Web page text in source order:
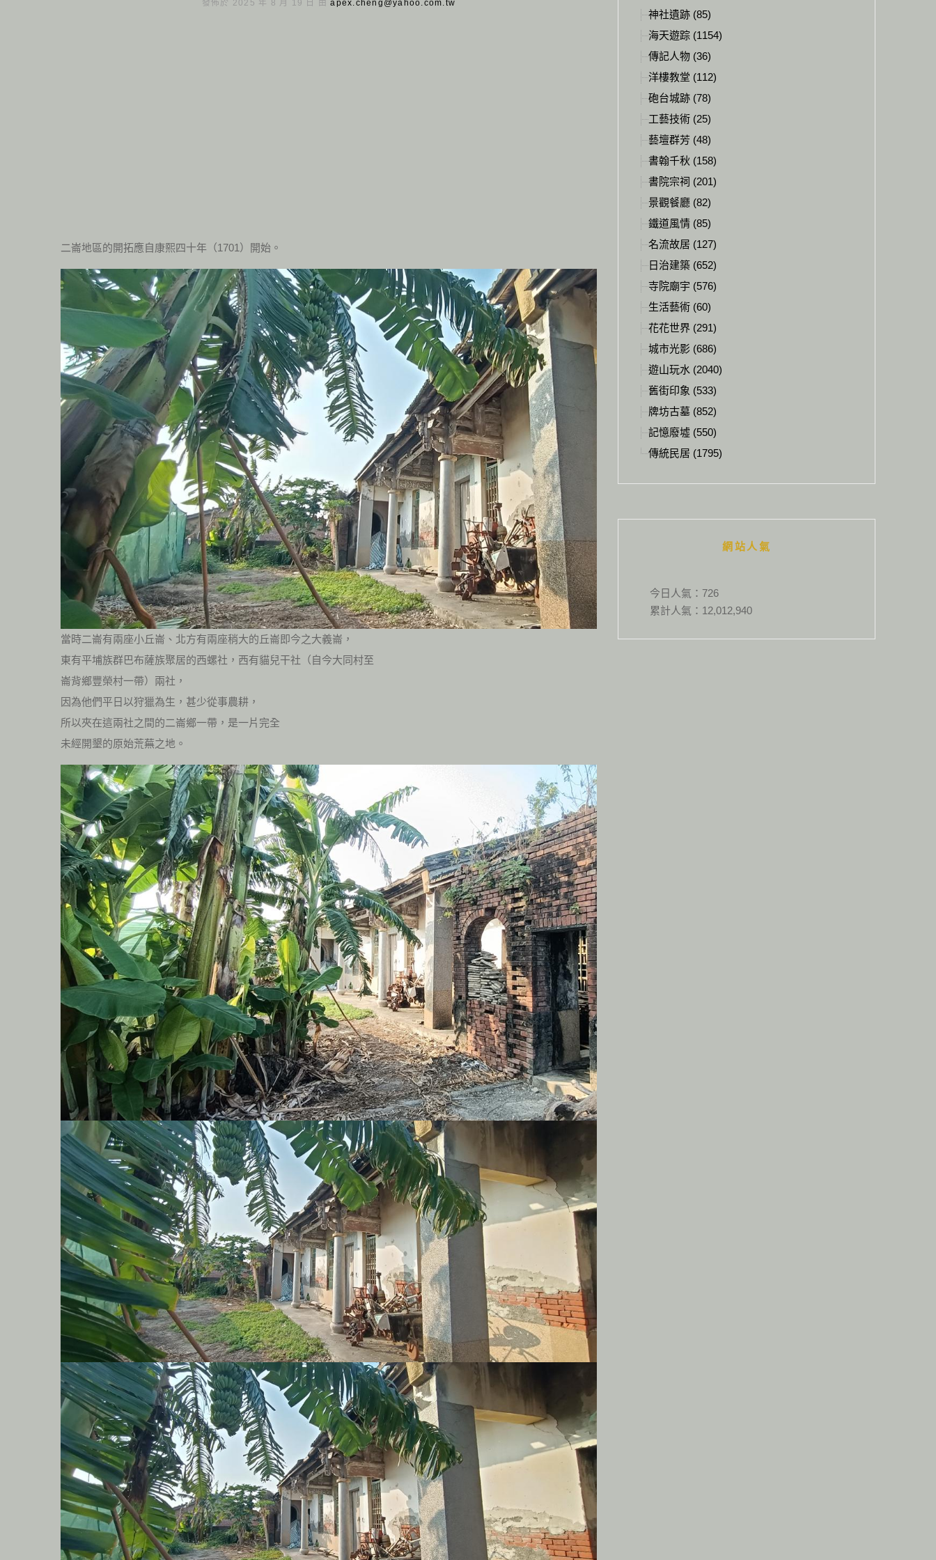
發佈於 2025 年 8 月 19 日 由apex.cheng@yahoo.com.tw
二崙地區的開拓應自康熙四十年（1701）開始。
當時二崙有兩座小丘崙、北方有兩座稍大的丘崙即今之大義崙，
東有平埔族群巴布薩族聚居的西螺社，西有貓兒干社（自今大同村至
崙背鄉豐榮村一帶）兩社，
因為他們平日以狩獵為生，甚少從事農耕，
所以夾在這兩社之間的二崙鄉一帶，是一片完全
未經開墾的原始荒蕪之地。
神社遺跡 (85)
海天遊踪 (1154)
傳記人物 (36)
洋樓教堂 (112)
砲台城跡 (78)
工藝技術 (25)
藝壇群芳 (48)
書翰千秋 (158)
書院宗祠 (201)
景觀餐廳 (82)
鐵道風情 (85)
名流故居 (127)
日治建築 (652)
寺院廟宇 (576)
生活藝術 (60)
花花世界 (291)
城市光影 (686)
遊山玩水 (2040)
舊街印象 (533)
牌坊古墓 (852)
記憶廢墟 (550)
傳統民居 (1795)
網站人氣
今日人氣： 726
累計人氣： 12,012,940